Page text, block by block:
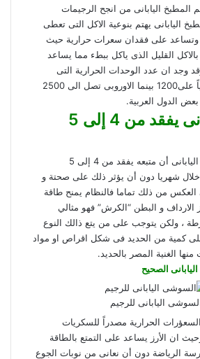
المطبخ اليابانى من انجح الرجيمات
اليابانى يهتم بنوعية الاكل التى تعطى
على فقدان سعرات حرارية حيث
بالاكل القليل الذى ياكل ببطء مما يساعد
وجد ان عدد الوحدات الحرارية التى
يستهلكها اليابانى يومياً على1200 بينما الاوروبى تصل الى 2500
الدول العربية.
الريجيم اليابانى يفقد من 4 إلى 5
ويؤكد مؤيدى الريجيم اليابانى أن متبعه يفقد من 4 إلى 5
شهريا دون أن يؤثر ذلك على صحتة و
من ذلك تماما فالنظام يمنح طاقة
الارداف و البطن “الكرش” فهو مثالي
، ولكن يتوجب على من يتع ذالك النوع
كمية من الحديد فى شكل اقراص او مواد
الغنية المصر بالحديد.
الصحيح
اليابانى للرجيم
السعؤرات الحرارية مصدراً للسكريات
ان الأرز يساعد على التمتع بالطاقة
الرياضة دون أن نعانى من نوبات الجوع